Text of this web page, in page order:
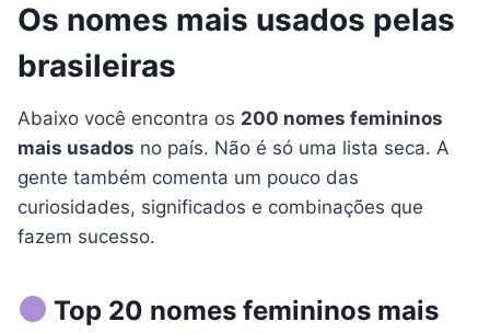
Os nomes mais usados pelas
brasileiras
Abaixo você encontra os 200 nomes femininos
mais usados no país. Não é só uma lista seca. A
gente também comenta um pouco das
curiosidades, significados e combinações que
fazem sucesso.
Top 20 nomes femininos mais